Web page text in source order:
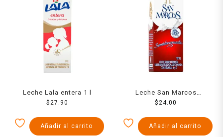
Leche Lala entera 1 l
$ 27.90
Añadir al carrito
Leche San Marcos
semidescremada 1 l
$ 24.00
Añadir al carrito